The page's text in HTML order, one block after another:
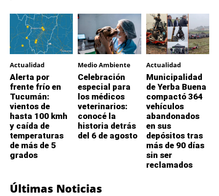
Actualidad
Alerta por
frente frío en
Tucumán:
vientos de
hasta 100 kmh
y caída de
temperaturas
de más de 5
grados
Medio Ambiente
Celebración
especial para
los médicos
veterinarios:
conocé la
historia detrás
del 6 de agosto
Actualidad
Municipalidad
de Yerba Buena
compactó 364
vehículos
abandonados
en sus
depósitos tras
más de 90 días
sin ser
reclamados
Últimas Noticias